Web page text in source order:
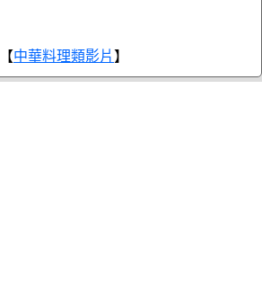
中華料理類影片 】